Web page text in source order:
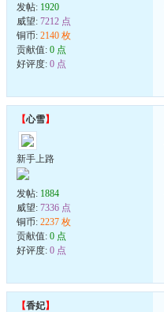
发帖: 1920
威望: 7212 点
铜币: 2140 枚
贡献值: 0 点
好评度: 0 点
【心雪】
新手上路
发帖: 1884
威望: 7336 点
铜币: 2237 枚
贡献值: 0 点
好评度: 0 点
【香妃】